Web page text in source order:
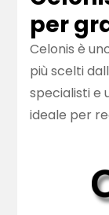
per
Celonis è
più scelti
specialisti e
ideale per